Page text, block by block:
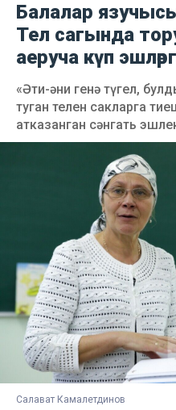
Балалар
Тел сагында
аеруча күп
«Әти-әни генә түгел,
туган телен сакларга
атказанган сәнгать
Салават Камалетдинов